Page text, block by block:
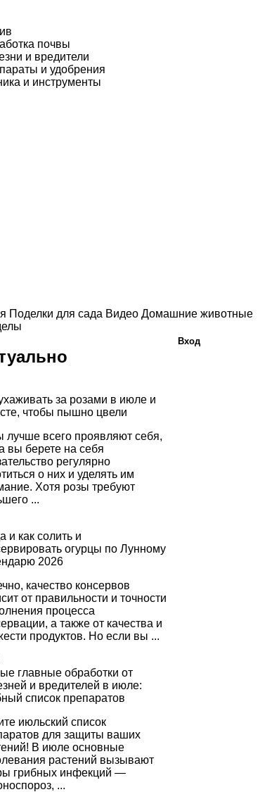
почвы
и вредители
и удобрения
и инструменты
Поделки для сада Видео Домашние животные
за розами в июле и
чтобы пышно цвели
лучше всего проявляют себя,
вы берете на себя
регулярно
о них и уделять им
Хотя розы требуют
...
и как солить и
огурцы по Лунному
2026
качество консервов
от правильности и точности
процесса
а также от качества и
продуктов. Но если вы ...
главные обработки от
и вредителей в июле:
список препаратов
июльский список
для защиты ваших
В июле основные
растений вызывают
грибных инфекций —
...
Вход